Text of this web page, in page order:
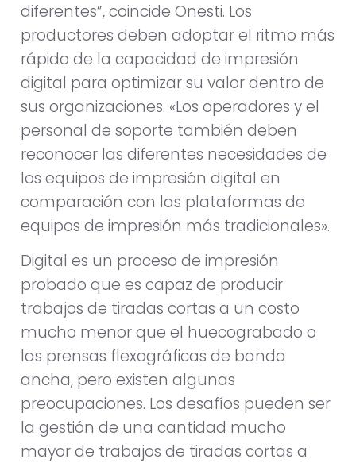
diferentes”, coincide Onesti. Los
productores deben adoptar el ritmo más
rápido de la capacidad de impresión
digital para optimizar su valor dentro de
sus organizaciones. «Los operadores y el
personal de soporte también deben
reconocer las diferentes necesidades de
los equipos de impresión digital en
comparación con las plataformas de
equipos de impresión más tradicionales».
Digital es un proceso de impresión
probado que es capaz de producir
trabajos de tiradas cortas a un costo
mucho menor que el huecograbado o
las prensas flexográficas de banda
ancha, pero existen algunas
preocupaciones. Los desafíos pueden ser
la gestión de una cantidad mucho
mayor de trabajos de tiradas cortas a